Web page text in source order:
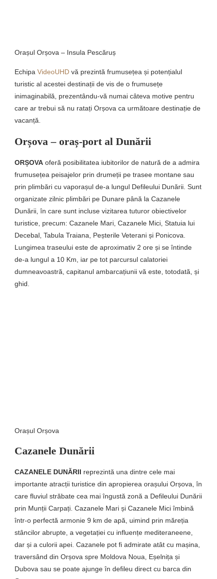
Orașul Orșova – Insula Pescăruș
Echipa VideoUHD vă prezintă frumusețea și potențialul
turistic al acestei destinații de vis de o frumusețe
inimaginabilă, prezentându-vă numai câteva motive pentru
care ar trebui să nu ratați Orșova ca următoare destinație de
vacanță.
Orșova – oraș-port al Dunării
ORȘOVA oferă posibilitatea iubitorilor de natură de a admira
frumusețea peisajelor prin drumeții pe trasee montane sau
prin plimbări cu vaporașul de-a lungul Defileului Dunării. Sunt
organizate zilnic plimbări pe Dunare până la Cazanele
Dunării, în care sunt incluse vizitarea tuturor obiectivelor
turistice, precum: Cazanele Mari, Cazanele Mici, Statuia lui
Decebal, Tabula Traiana, Peșterile Veterani și Ponicova.
Lungimea traseului este de aproximativ 2 ore și se întinde
de-a lungul a 10 Km, iar pe tot parcursul calatoriei
dumneavoastră, capitanul ambarcațiunii vă este, totodată, și
ghid.
Orașul Orșova
Cazanele Dunării
CAZANELE DUNĂRII reprezintă una dintre cele mai
importante atracții turistice din apropierea orașului Orșova, în
care fluviul străbate cea mai îngustă zonă a Defileului Dunării
prin Munții Carpați. Cazanele Mari și Cazanele Mici îmbină
într-o perfectă armonie 9 km de apă, uimind prin măreția
stâncilor abrupte, a vegetației cu influențe mediteraneene,
dar și a culorii apei. Cazanele pot fi admirate atât cu mașina,
traversând din Orșova spre Moldova Noua, Eșelnița și
Dubova sau se poate ajunge în defileu direct cu barca din